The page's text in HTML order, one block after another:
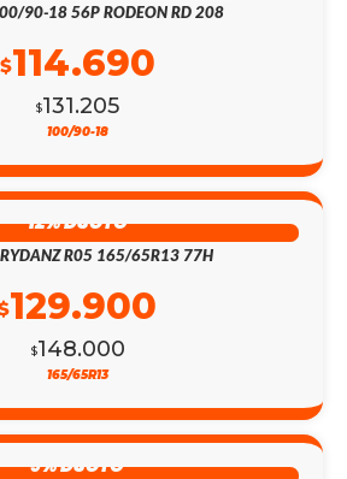
90-18 56P RODEON RD 208
$131.205
$114.690
100/90-18
12% DSCTO
RYDANZ R05 165/65R13 77H
$148.000
129.900
165/65R13
9% DSCTO